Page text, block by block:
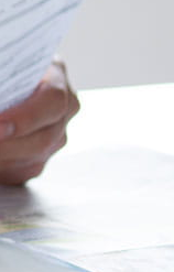
disposition
contrats
de
risques
détaillée,